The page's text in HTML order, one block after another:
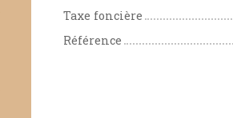
Taxe foncière
Référence